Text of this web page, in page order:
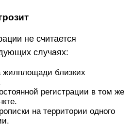
не считается
случаях:
жилплощади близких
регистрации в том же
на территории одного